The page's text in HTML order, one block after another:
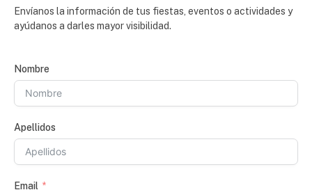
Envíanos la información de tus fiestas, eventos o actividades y
ayúdanos a darles mayor visibilidad.
Nombre
Apellidos
Email